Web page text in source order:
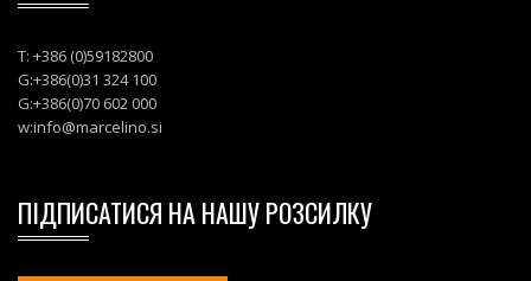
T: +386 (0)59182800
G:+386(0)31 324 100
G:+386(0)70 602 000
w:info@marcelino.si
ПІДПИСАТИСЯ НА НАШУ РОЗСИЛКУ